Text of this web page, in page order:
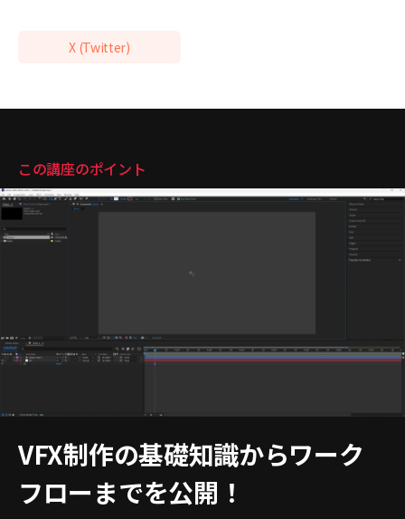
X (Twitter)
この講座のポイント
VFX制作の基礎知識からワーク
フローまでを公開！